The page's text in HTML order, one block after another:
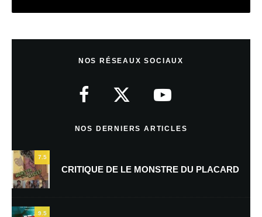
3 mai 2010 à 19 h 25 min
Laisser un commentaire
Votre adresse e-mail ne sera pas publiée.
indiqués avec
NOS RÉSEAUX SOCIAUX
NOS DERNIERS ARTICLES
7.5
CRITIQUE DE LE MONSTRE DU PLACARD
9.5